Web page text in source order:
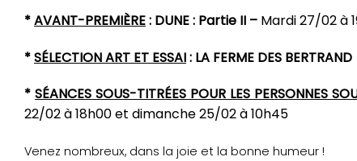
*AVANT-PREMIÈRE: DUNE : Partie II – Mardi 27/02 à
*SÉLECTION ART ET ESSAI: LA FERME DES BERTRAND
* SÉANCES SOUS-TITRÉES POUR LES PERSONNES
22/02 à 18h00 et dimanche 25/02 à 10h45
Venez nombreux, dans la joie et la bonne humeur !